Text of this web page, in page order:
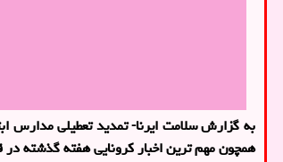
به گزارش سلامت ایرنا- تمدید تعطیلی
همچون مهم ترین اخبار کرونایی هفته گذشته